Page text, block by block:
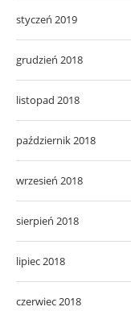
styczeń 2019
grudzień 2018
listopad 2018
październik 2018
wrzesień 2018
sierpień 2018
lipiec 2018
czerwiec 2018